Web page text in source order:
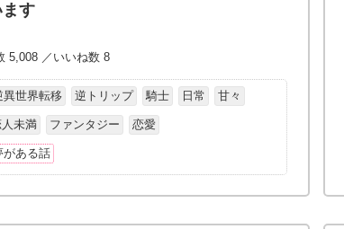
す
5,008 ／いいね数 8
異世界転移 逆トリップ 騎士 日常 甘々
人未満 ファンタジー 恋愛
がある話